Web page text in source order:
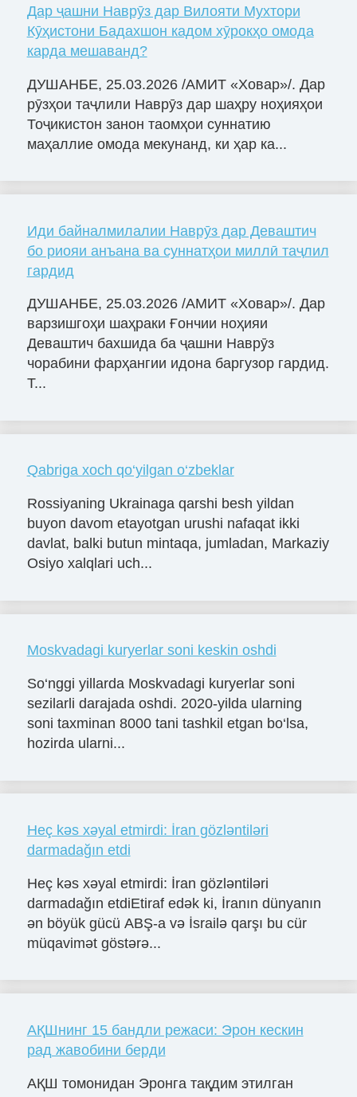
Дар ҷашни Наврӯз дар Вилояти Мухтори
Кӯҳистони Бадахшон кадом хӯрокҳо омода
карда мешаванд?
ДУШАНБЕ, 25.03.2026 /АМИТ «Ховар»/. Дар
рӯзҳои таҷлили Наврӯз дар шаҳру ноҳияҳои
Тоҷикистон занон таомҳои суннатию
маҳаллие омода мекунанд, ки ҳар ка...
Иди байналмилалии Наврӯз дар Деваштич
бо риояи анъана ва суннатҳои миллӣ таҷлил
гардид
ДУШАНБЕ, 25.03.2026 /АМИТ «Ховар»/. Дар
варзишгоҳи шаҳраки Ғончии ноҳияи
Деваштич бахшида ба ҷашни Наврӯз
чорабини фарҳангии идона баргузор гардид.
Т...
Qabriga xoch qo‘yilgan o‘zbeklar
Rossiyaning Ukrainaga qarshi besh yildan
buyon davom etayotgan urushi nafaqat ikki
davlat, balki butun mintaqa, jumladan, Markaziy
Osiyo xalqlari uch...
Moskvadagi kuryerlar soni keskin oshdi
So‘nggi yillarda Moskvadagi kuryerlar soni
sezilarli darajada oshdi. 2020-yilda ularning
soni taxminan 8000 tani tashkil etgan bo‘lsa,
hozirda ularni...
Heç kəs xəyal etmirdi: İran gözləntiləri
darmadağın etdi
Heç kəs xəyal etmirdi: İran gözləntiləri
darmadağın etdiEtiraf edək ki, İranın dünyanın
ən böyük gücü ABŞ-a və İsrailə qarşı bu cür
müqavimət göstərə...
АҚШнинг 15 бандли режаси: Эрон кескин
рад жавобини берди
АҚШ томонидан Эронга тақдим этилган